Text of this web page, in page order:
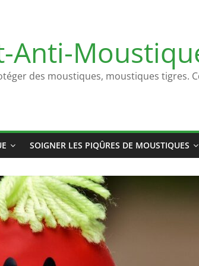
Anti-
des moustiques, moustiques tigres.
SOIGNER LES PIQÛRES DE MOUSTIQUES